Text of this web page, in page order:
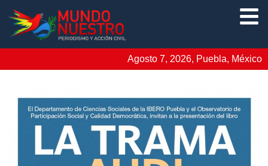
Agosto 7, 2026, Puebla, México